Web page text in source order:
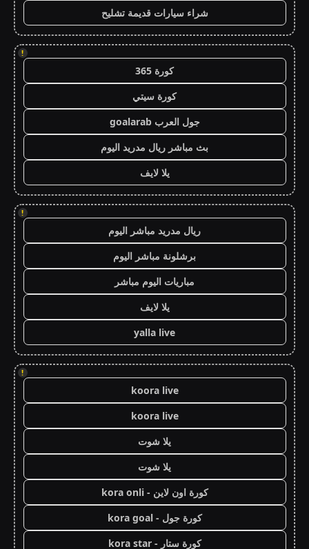
شراء سيارات قديمة تشليح
!
كورة 365
كورة سيتي
جول العرب goalarab
بث مباشر ريال مدريد اليوم
يلا لايف
!
ريال مدريد مباشر اليوم
برشلونة مباشر اليوم
مباريات اليوم مباشر
يلا لايف
yalla live
!
koora live
koora live
يلا شوت
يلا شوت
كورة اون لاين - kora onli
كورة جول - kora goal
كورة ستار - kora star